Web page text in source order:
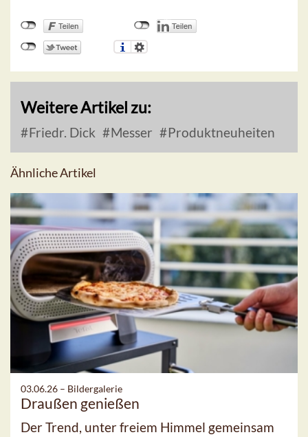
Weitere Artikel zu:
Friedr. Dick Messer Produktneuheiten
Ähnliche Artikel
03.06.26 – Bildergalerie
Draußen genießen
Der Trend, unter freiem Himmel gemeinsam